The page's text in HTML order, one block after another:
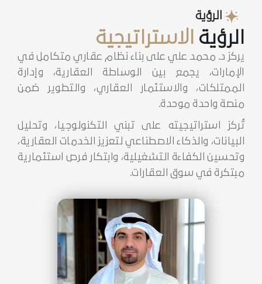
الرؤية
يركز د. محمد علي على بناء نظام عقاري متكامل في
الإمارات، يجمع بين الوساطة العقارية، وإدارة
الممتلكات، والاستثمار العقاري، والتطوير ضمن
منصة واحدة موحدة.
تُركز استراتيجيته على تبني التكنولوجيا، وتحليل
البيانات، والذكاء الاصطناعي لتعزيز الخدمات العقارية،
وتحسين الكفاءة التشغيلية، وابتكار فرص استثمارية
مبتكرة في سوق العقارات.